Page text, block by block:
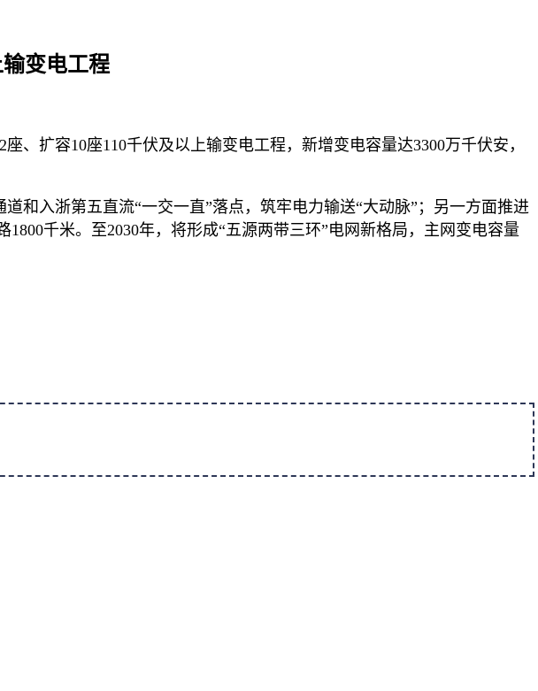
变电工程
、扩容10座110千伏及以上输变电工程，新增变电容量达3300万千伏安，
和入浙第五直流“一交一直”落点，筑牢电力输送“大动脉”；另一方面推进
1800千米。至2030年，将形成“五源两带三环”电网新格局，主网变电容量